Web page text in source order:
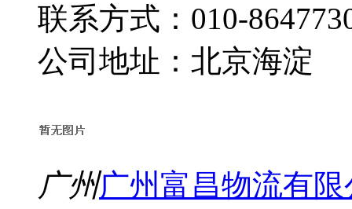
联系方式：010-
公司地址：北京海淀
广州广州富昌物流有限